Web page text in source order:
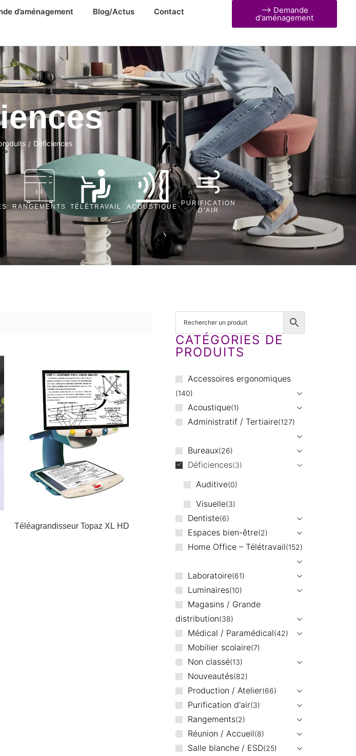
d’aménagement Blog/Actus Contact ⟶ Demande
d'aménagement
/ Déficiences
RANGEMENTS TÉLÉTRAVAIL ACOUSTIQUE PURIFICATION
D'AIR
Téléagrandisseur Topaz XL HD
CATÉGORIES DE
PRODUITS
Accessoires ergonomiques
140
Acoustique 1
Administratif / Tertiaire 127
Bureaux 26
Déficiences 3
Auditive 0
Visuelle 3
Dentiste 6
Espaces bien-être 2
Home Office – Télétravail 152
Laboratoire 61
Luminaires 10
Magasins / Grande
distribution 38
Médical / Paramédical 42
Mobilier scolaire 7
Non classé 13
Nouveautés 82
Production / Atelier 66
Purification d'air 3
Rangements 2
Réunion / Accueil 8
Salle blanche / ESD 25